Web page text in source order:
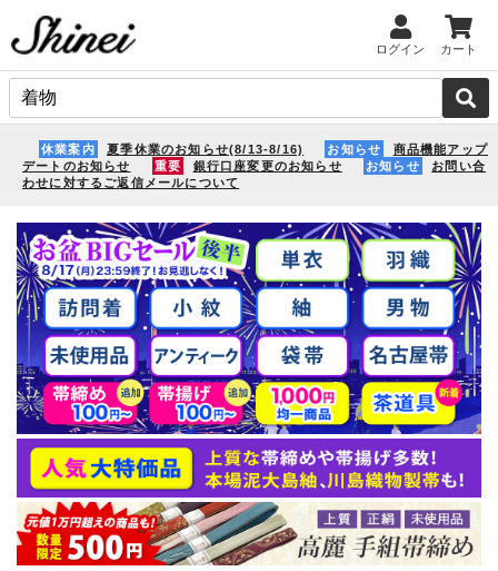
ログイン カート
休業案内 夏季休業のお知らせ(8/13-8/16) お知らせ
商品機能アップ
デートのお知らせ
重要 銀行口座変更のお知らせ お知らせ
お問い合
わせに対するご返信メールについて